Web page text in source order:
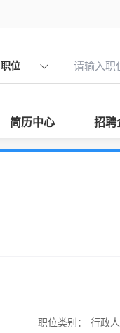
职位
简历中心 招聘
职位类别：
行政